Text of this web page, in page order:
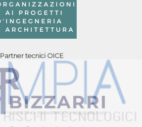
Partner tecnici OICE